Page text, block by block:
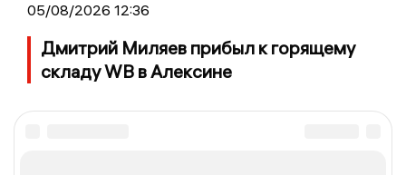
05/08/2026 12:36
Дмитрий Миляев прибыл к горящему
складу WB в Алексине